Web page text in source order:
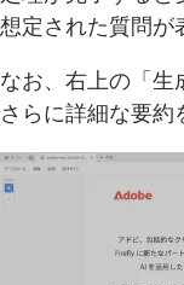
想定された質問が
なお、右上の「生
さらに詳細な要約